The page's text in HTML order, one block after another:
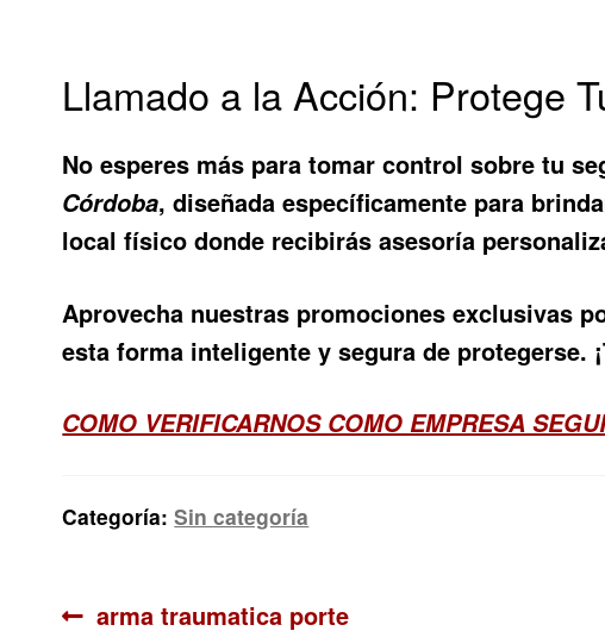
Llamado a la Acción: Protege
No esperes más para tomar control sobre tu
Córdoba, diseñada específicamente para
local físico donde recibirás asesoría
Aprovecha nuestras promociones exclusivas
esta forma inteligente y segura de protegerse.
COMO VERIFICARNOS COMO EMPRESA
Categoría:Sin categoría
Anterior:
arma traumatica porte